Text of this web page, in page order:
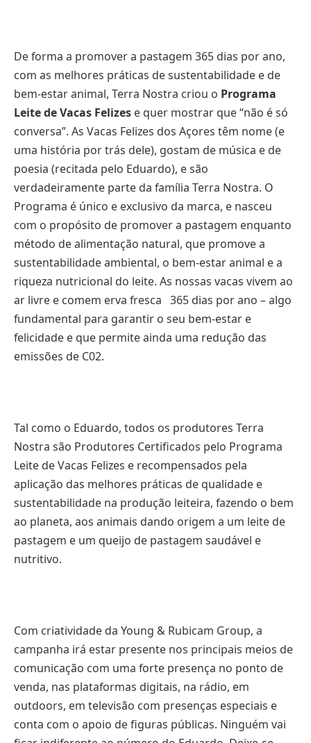
De forma a promover a pastagem 365 dias por ano,
com as melhores práticas de sustentabilidade e de
bem-estar animal, Terra Nostra criou o Programa
Leite de Vacas Felizes e quer mostrar que “não é só
conversa”. As Vacas Felizes dos Açores têm nome (e
uma história por trás dele), gostam de música e de
poesia (recitada pelo Eduardo), e são
verdadeiramente parte da família Terra Nostra. O
Programa é único e exclusivo da marca, e nasceu
com o propósito de promover a pastagem enquanto
método de alimentação natural, que promove a
sustentabilidade ambiental, o bem-estar animal e a
riqueza nutricional do leite. As nossas vacas vivem ao
ar livre e comem erva fresca 365 dias por ano – algo
fundamental para garantir o seu bem-estar e
felicidade e que permite ainda uma redução das
emissões de C02.
Tal como o Eduardo, todos os produtores Terra
Nostra são Produtores Certificados pelo Programa
Leite de Vacas Felizes e recompensados pela
aplicação das melhores práticas de qualidade e
sustentabilidade na produção leiteira, fazendo o bem
ao planeta, aos animais dando origem a um leite de
pastagem e um queijo de pastagem saudável e
nutritivo.
Com criatividade da Young & Rubicam Group, a
campanha irá estar presente nos principais meios de
comunicação com uma forte presença no ponto de
venda, nas plataformas digitais, na rádio, em
outdoors, em televisão com presenças especiais e
conta com o apoio de figuras públicas. Ninguém vai